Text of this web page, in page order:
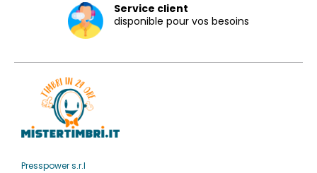
Service client
disponible pour vos besoins
Presspower s.r.l